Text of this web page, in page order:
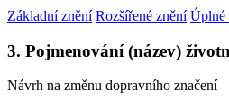
Základní znění Rozšířené znění Úplné
3. Pojmenování (název)
Návrh na změnu dopravního značení